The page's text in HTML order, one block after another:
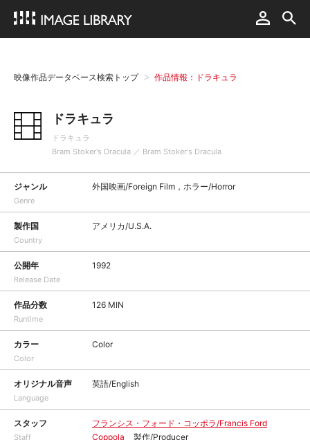
映像作品データベース検索トップ 作品情報：ドラキュラ
ドラキュラ
ドラキュラ
Bram Stoker's Dracula ／ Bram Stoker's Dracula
ジャンル
Genre
外国映画/Foreign Film，ホラー/Horror
製作国
Country
アメリカ/U.S.A.
公開年
Release Date
1992
作品分数
Runtime
126 MIN
カラー
Color
Color
オリジナル音声
Language
英語/English
スタッフ
Staff
フランシス・フォード・コッポラ/Francis Ford
Coppola
製作/Producer